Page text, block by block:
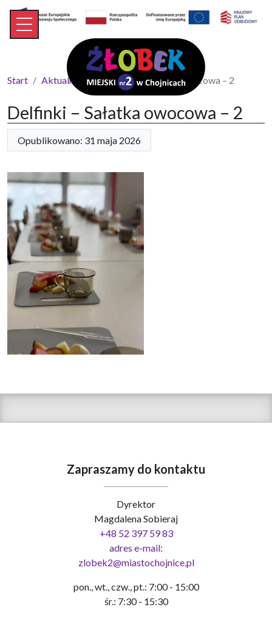
Start Aktualności Delfinki – Sałatka owocowa – 2
Delfinki – Sałatka owocowa – 2
Opublikowano: 31 maja 2026
Zapraszamy do kontaktu
Dyrektor
Magdalena Sobieraj
+48 52 397 59 83
adres e-mail:
zlobek2@miastochojnice.pl
pon., wt., czw., pt.: 7:00 - 15:00
śr.: 7:30 - 15:30